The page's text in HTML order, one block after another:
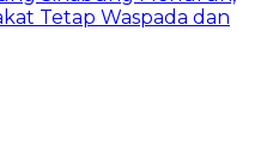
Tetap Waspada dan